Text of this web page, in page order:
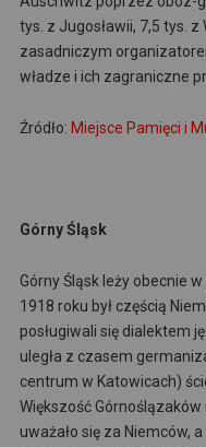
tys. z Jugosławii, 7,5 tys. z
zasadniczym
władze i ich zagraniczne
Źródło: Miejsce Pamięci i
GórnyŚląsk
Górny Śląsk leży obecnie
1918 roku był częścią
posługiwali się dialektem
uległa z czasem
centrum w Katowicach)
Większość Górnoślązaków
uważało się za Niemców,